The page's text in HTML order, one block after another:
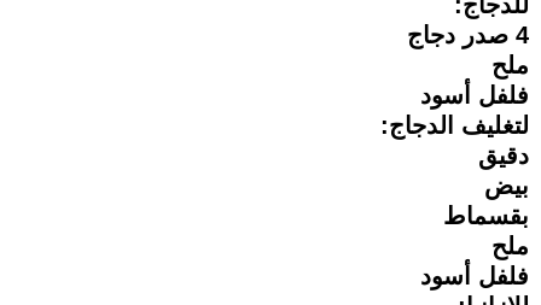
4 صدر دجاج
ملح
فلفل أسود
لتغليف الدجاج:
دقيق
بيض
بقسماط
ملح
فلفل أسود